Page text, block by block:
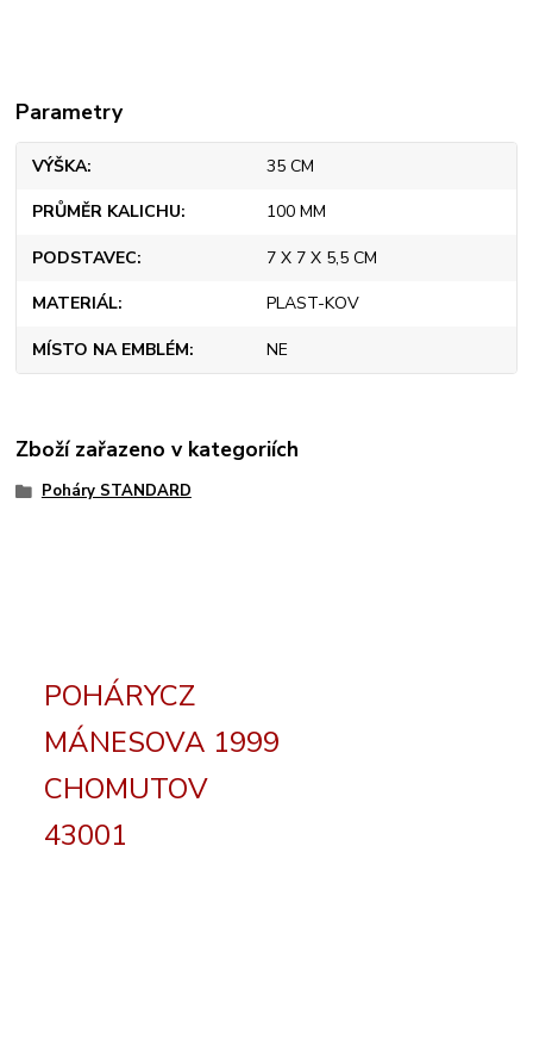
Parametry
VÝŠKA 35 CM
PRŮMĚR KALICHU 100 MM
PODSTAVEC 7 X 7 X 5,5 CM
MATERIÁL PLAST-KOV
MÍSTO NA EMBLÉM NE
Zboží zařazeno v kategoriích
Poháry STANDARD
POHÁRYCZ
MÁNESOVA 1999
CHOMUTOV
43001